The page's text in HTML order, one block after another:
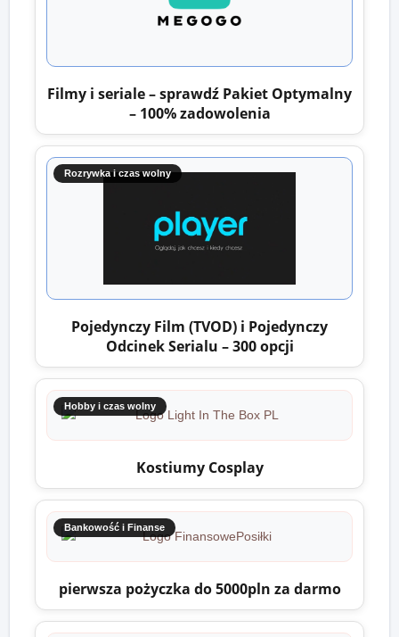
Filmy i seriale – sprawdź Pakiet Optymalny
– 100% zadowolenia
Rozrywka i czas wolny
Pojedynczy Film (TVOD) i Pojedynczy
Odcinek Serialu – 300 opcji
Hobby i czas wolny
Kostiumy Cosplay
Bankowość i Finanse
pierwsza pożyczka do 5000pln za darmo